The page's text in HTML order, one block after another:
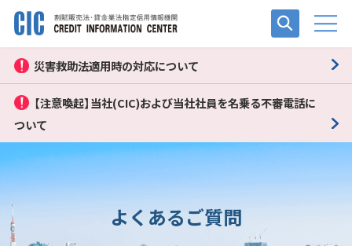
災害救助法適用時の対応について
【注意喚起】当社(CIC)および当社社員を名乗る不審電話に
ついて
よくあるご質問